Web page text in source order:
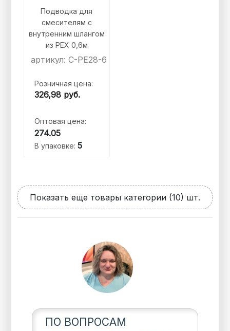
Подводка для
смесителям с
внутренним шлангом
из PEX 0,6м
артикул: C-PE28-6
Розничная цена:
326,98 руб.
Оптовая цена:
274.05
В упаковке:5
Показать еще товары категории (10) шт.
ПО ВОПРОСАМ